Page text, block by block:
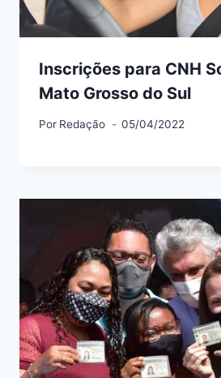
Inscrições para CNH
Mato Grosso do Sul
Por Redação 05/04/2022